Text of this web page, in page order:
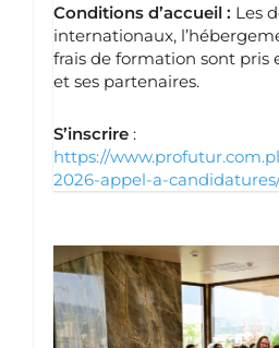
Conditions d’accueil : Les
internationaux,
frais de formation sont pris
et ses partenaires.
S’inscrire :
https://
2026-appel-a-